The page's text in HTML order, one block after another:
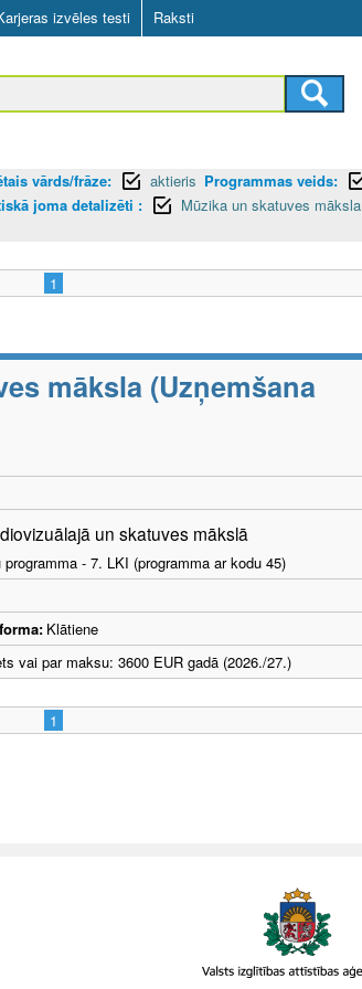
izvēles testi Raksti
vārds/frāze: aktieris Programmas veids:
joma detalizēti :
Mūzika un skatuves māksla
1
māksla (Uzņemšana
un skatuves mākslā
- 7. LKI (programma ar kodu 45)
Klātiene
vai par maksu: 3600 EUR gadā (2026./27.)
1